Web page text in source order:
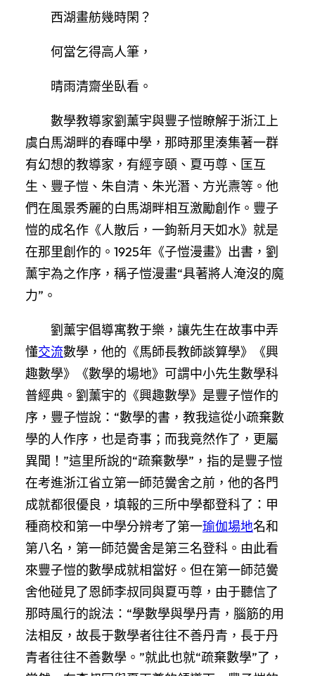
西湖畫舫幾時閑？
何當乞得高人筆，
晴雨清齋坐臥看。
數學教導家劉薰宇與豐子愷瞭解于浙江上
虞白馬湖畔的春暉中學，那時那里湊集著一群
有幻想的教導家，有經亨頤、夏丏尊、匡互
生、豐子愷、朱自清、朱光潛、方光燾等。他
們在風景秀麗的白馬湖畔相互激勵創作。豐子
愷的成名作《人散后，一鉤新月天如水》就是
在那里創作的。1925年《子愷漫畫》出書，劉
薰宇為之作序，稱子愷漫畫“具著將人淹沒的魔
力”。
劉薰宇倡導寓教于樂，讓先生在故事中弄
懂交流數學，他的《馬師長教師談算學》《興
趣數學》《數學的場地》可謂中小先生數學科
普經典。劉薰宇的《興趣數學》是豐子愷作的
序，豐子愷說：“數學的書，教我這從小疏棄數
學的人作序，也是奇事；而我竟然作了，更屬
異聞！”這里所說的“疏棄數學”，指的是豐子愷
在考進浙江省立第一師范黌舍之前，他的各門
成就都很優良，填報的三所中學都登科了：甲
種商校和第一中學分辨考了第一瑜伽場地名和
第八名，第一師范黌舍是第三名登科。由此看
來豐子愷的數學成就相當好。但在第一師范黌
舍他碰見了恩師李叔同與夏丏尊，由于聽信了
那時風行的說法：“學數學與學丹青，腦筋的用
法相反，故長于數學者往往不善丹青，長于丹
青者往往不善數學。”就此也就“疏棄數學”了，